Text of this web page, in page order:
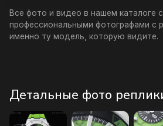
Все фото и видео в нашем каталоге
профессиональными фотографами с
именно ту модель, которую видите.
Детальные фото